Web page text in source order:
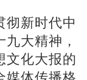
新时代中
大精神，
文化大报的
媒体传播格